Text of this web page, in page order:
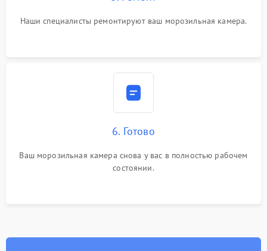
Наши специалисты ремонтируют ваш морозильная камера.
6. Готово
Ваш морозильная камера снова у вас в полностью рабочем
состоянии.